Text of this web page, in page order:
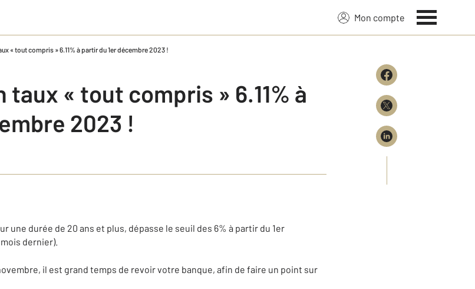
Mon compte
« tout compris » 6.11% à partir du 1er décembre 2023 !
taux « tout compris » 6.11% à
2023 !
une durée de 20 ans et plus, dépasse le seuil des 6% à partir du 1er
mois dernier).
il est grand temps de revoir votre banque, afin de faire un point sur